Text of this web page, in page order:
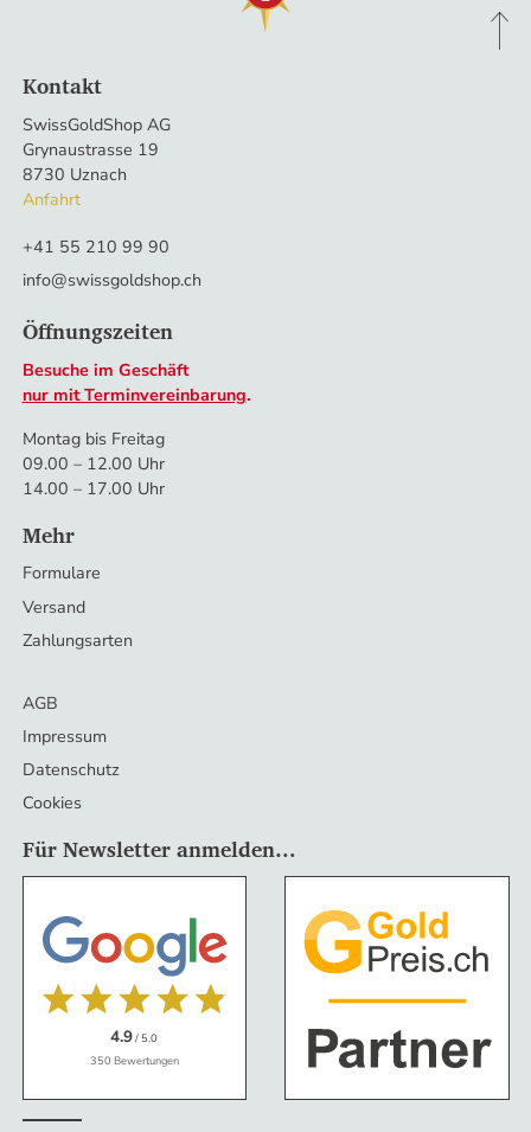
Kontakt
SwissGoldShop AG
Grynaustrasse 19
8730 Uznach
Anfahrt
+41 55 210 99 90
info@swissgoldshop.ch
Öffnungszeiten
Besuche im Geschäft
nur mit Terminvereinbarung.
Montag bis Freitag
09.00 – 12.00 Uhr
14.00 – 17.00 Uhr
Mehr
Formulare
Versand
Zahlungsarten
AGB
Impressum
Datenschutz
Cookies
Für Newsletter anmelden…
4.9/ 5.0
350 Bewertungen